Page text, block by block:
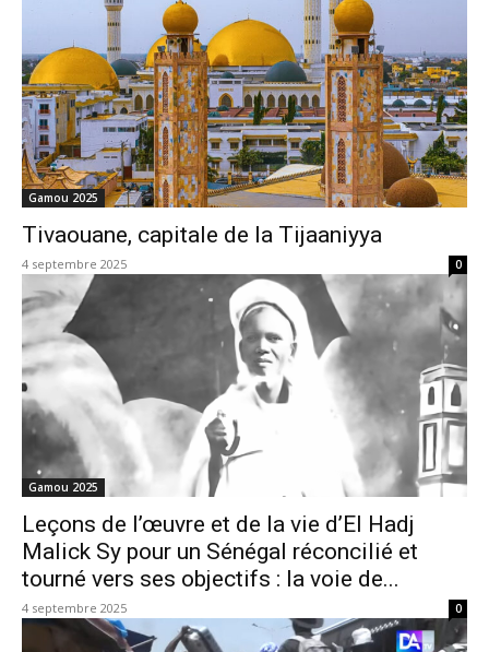
Gamou 2025
Tivaouane, capitale de la Tijaaniyya
4 septembre 2025 0
Gamou 2025
Leçons de l’œuvre et de la vie d’El Hadj
Malick Sy pour un Sénégal réconcilié et
tourné vers ses objectifs : la voie de...
4 septembre 2025 0